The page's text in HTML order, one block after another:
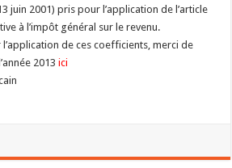
juin 2001) pris pour l’application de l’article
à l’impôt général sur le revenu.
de ces coefficients, merci de
2013ici